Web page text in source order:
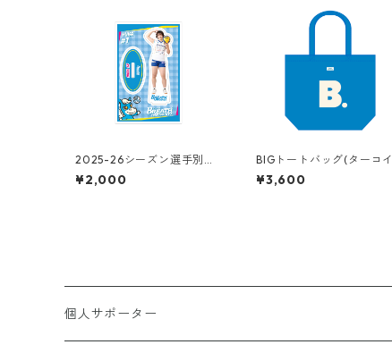
2025-26シーズン選手別ア
クリルスタンド
¥2,000
BIGトートバッグ(ターコイ
ズブルー）
¥3,600
個人サポーター